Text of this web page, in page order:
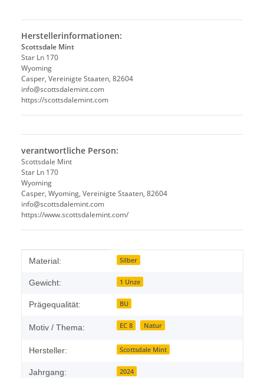
Herstellerinformationen:
Scottsdale Mint
Star Ln 170
Wyoming
Casper, Vereinigte Staaten, 82604
info@scottsdalemint.com
https://scottsdalemint.com
verantwortliche Person:
Scottsdale Mint
Star Ln 170
Wyoming
Casper, Wyoming, Vereinigte Staaten, 82604
info@scottsdalemint.com
https://www.scottsdalemint.com/
Produkteigenschaft
Wert
Material: Silber
Gewicht: 1 Unze
Prägequalität: BU
Motiv / Thema: EC 8 Natur
Hersteller: Scottsdale Mint
Jahrgang: 2024